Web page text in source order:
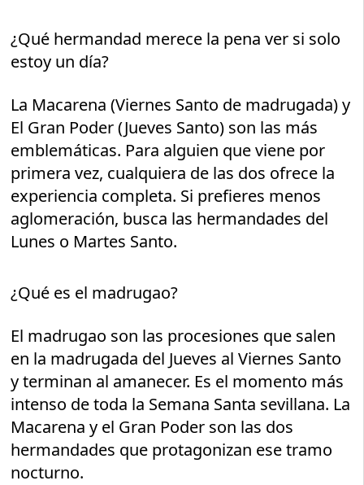
¿Qué hermandad merece la pena ver si solo
estoy un día?
La Macarena (Viernes Santo de madrugada) y
El Gran Poder (Jueves Santo) son las más
emblemáticas. Para alguien que viene por
primera vez, cualquiera de las dos ofrece la
experiencia completa. Si prefieres menos
aglomeración, busca las hermandades del
Lunes o Martes Santo.
¿Qué es el madrugao?
El madrugao son las procesiones que salen
en la madrugada del Jueves al Viernes Santo
y terminan al amanecer. Es el momento más
intenso de toda la Semana Santa sevillana. La
Macarena y el Gran Poder son las dos
hermandades que protagonizan ese tramo
nocturno.